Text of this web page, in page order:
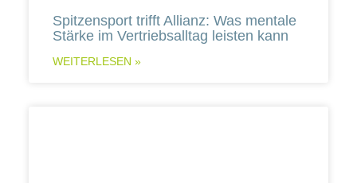
Spitzensport trifft Allianz: Was mentale
Stärke im Vertriebsalltag leisten kann
WEITERLESEN »